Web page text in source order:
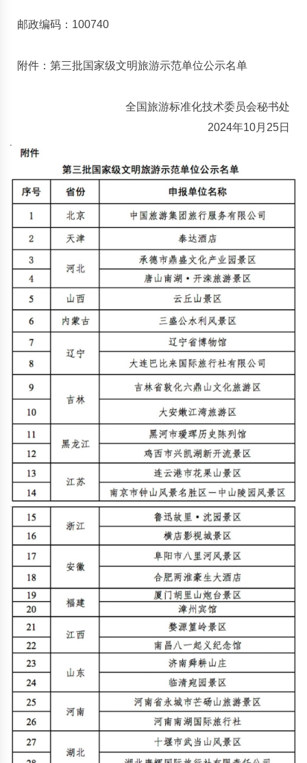
邮政编码：100740
附件：第三批国家级文明旅游示范单位公示名单
全国旅游标准化技术委员会秘书处
2024年10月25日